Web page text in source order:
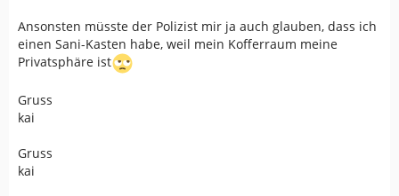
Ansonsten müsste der Polizist mir ja auch glauben, dass ich
einen Sani-Kasten habe, weil mein Kofferraum meine
Privatsphäre ist
Gruss
kai
Gruss
kai